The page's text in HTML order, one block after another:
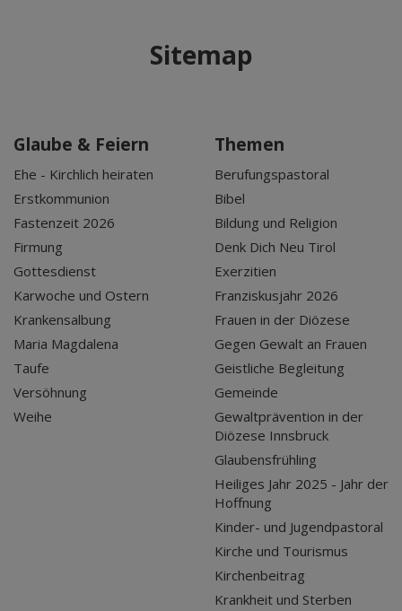
Sitemap
Glaube & Feiern
Ehe - Kirchlich heiraten
Erstkommunion
Fastenzeit 2026
Firmung
Gottesdienst
Karwoche und Ostern
Krankensalbung
Maria Magdalena
Taufe
Versöhnung
Weihe
Themen
Berufungspastoral
Bibel
Bildung und Religion
Denk Dich Neu Tirol
Exerzitien
Franziskusjahr 2026
Frauen in der Diözese
Gegen Gewalt an Frauen
Geistliche Begleitung
Gemeinde
Gewaltprävention in der
Diözese Innsbruck
Glaubensfrühling
Heiliges Jahr 2025 - Jahr der
Hoffnung
Kinder- und Jugendpastoral
Kirche und Tourismus
Kirchenbeitrag
Krankheit und Sterben